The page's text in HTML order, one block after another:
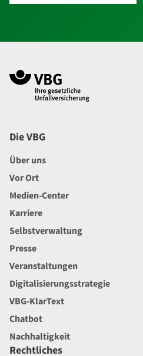
Die VBG
Über uns
Vor Ort
Medien-Center
Karriere
Selbstverwaltung
Presse
Veranstaltungen
Digitalisierungsstrategie
VBG-KlarText
Chatbot
Nachhaltigkeit
Rechtliches